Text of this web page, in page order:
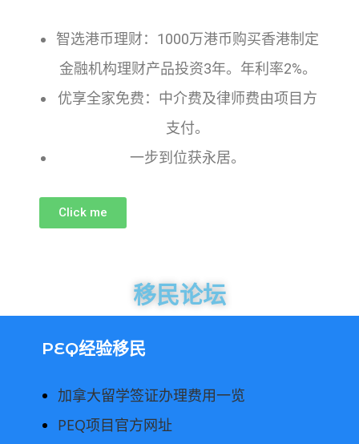
智选港币理财：1000万港币购买香港制定
金融机构理财产品投资3年。年利率2%。
优享全家免费：中介费及律师费由项目方
支付。
一步到位获永居。
Click me
移民论坛
PEQ经验移民
加拿大留学签证办理费用一览
PEQ项目官方网址